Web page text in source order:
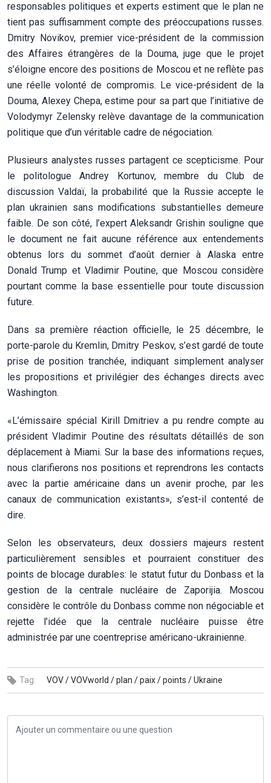
responsables politiques et experts estiment que le plan ne
tient pas suffisamment compte des préoccupations russes.
Dmitry Novikov, premier vice-président de la commission
des Affaires étrangères de la Douma, juge que le projet
s’éloigne encore des positions de Moscou et ne reflète pas
une réelle volonté de compromis. Le vice-président de la
Douma, Alexey Chepa, estime pour sa part que l’initiative de
Volodymyr Zelensky relève davantage de la communication
politique que d’un véritable cadre de négociation.
Plusieurs analystes russes partagent ce scepticisme. Pour
le politologue Andrey Kortunov, membre du Club de
discussion Valdaï, la probabilité que la Russie accepte le
plan ukrainien sans modifications substantielles demeure
faible. De son côté, l’expert Aleksandr Grishin souligne que
le document ne fait aucune référence aux entendements
obtenus lors du sommet d’août dernier à Alaska entre
Donald Trump et Vladimir Poutine, que Moscou considère
pourtant comme la base essentielle pour toute discussion
future.
Dans sa première réaction officielle, le 25 décembre, le
porte-parole du Kremlin, Dmitry Peskov, s’est gardé de toute
prise de position tranchée, indiquant simplement analyser
les propositions et privilégier des échanges directs avec
Washington.
«L’émissaire spécial Kirill Dmitriev a pu rendre compte au
président Vladimir Poutine des résultats détaillés de son
déplacement à Miami. Sur la base des informations reçues,
nous clarifierons nos positions et reprendrons les contacts
avec la partie américaine dans un avenir proche, par les
canaux de communication existants», s’est-il contenté de
dire.
Selon les observateurs, deux dossiers majeurs restent
particulièrement sensibles et pourraient constituer des
points de blocage durables: le statut futur du Donbass et la
gestion de la centrale nucléaire de Zaporijia. Moscou
considère le contrôle du Donbass comme non négociable et
rejette l’idée que la centrale nucléaire puisse être
administrée par une coentreprise américano-ukrainienne.
Tag: VOV /VOVworld /plan /paix /points /Ukraine